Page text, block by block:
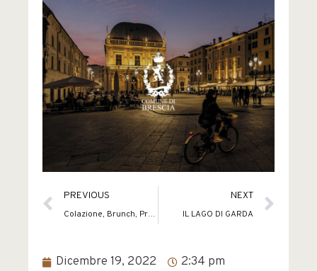
PREVIOUS
Colazione, Brunch, Pranzo, Aperitivo E Cena
NEXT
IL LAGO DI GARDA
Dicembre 19, 2022 2:34 pm